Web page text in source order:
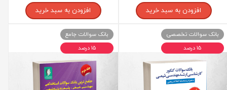
افزودن به سبد خرید افزودن به سبد خرید
بانک سوالات تخصصی
۱۵ درصد
بانک سوالات جامع
۱۵ درصد